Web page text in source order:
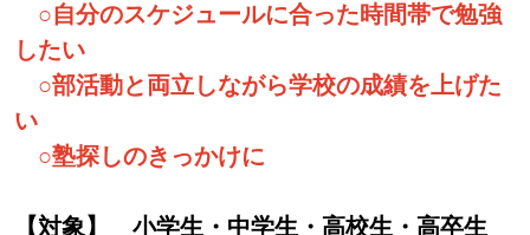
○自分のスケジュールに合った時間帯で勉強
したい
○部活動と両立しながら学校の成績を上げた
い
○塾探しのきっかけに
【対象】 小学生・中学生・高校生・高卒生